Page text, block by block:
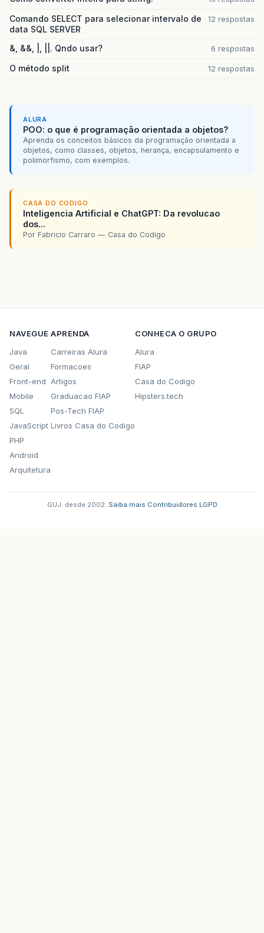
Comando SELECT para selecionar intervalo de
data SQL SERVER
12 respostas
&, &&, |, ||. Qndo usar? 6 respostas
O método split 12 respostas
ALURA
POO: o que é programação orientada a objetos?
Aprenda os conceitos básicos da programação orientada a
objetos, como classes, objetos, herança, encapsulamento e
polimorfismo, com exemplos.
CASA DO CODIGO
Inteligencia Artificial e ChatGPT: Da revolucao
dos...
Por Fabricio Carraro — Casa do Codigo
NAVEGUE
Java
Geral
Front-end
Mobile
SQL
JavaScript
PHP
Android
Arquitetura
APRENDA
Carreiras Alura
Formacoes
Artigos
Graduacao FIAP
Pos-Tech FIAP
Livros Casa do Codigo
CONHECA O GRUPO
Alura
FIAP
Casa do Codigo
Hipsters.tech
GUJ: desde 2002. Saiba mais Contribuidores LGPD